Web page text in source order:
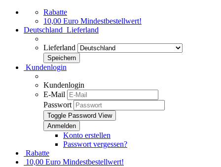
Rabatte
10,00 Euro Mindestbestellwert!
Deutschland Lieferland
Lieferland
Kundenlogin
Kundenlogin
E-Mail
Passwort
Toggle Password View
Konto erstellen
Passwort vergessen?
Rabatte
10,00 Euro Mindestbestellwert!